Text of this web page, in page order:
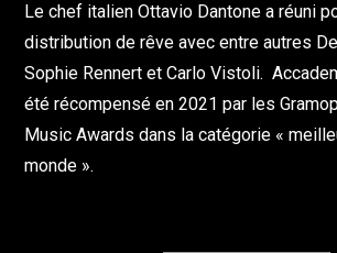
Le chef italien Ottavio Dantone a réuni
distribution de rêve avec entre autres
Sophie Rennert et Carlo Vistoli.
été récompensé en 2021 par les
Music Awards dans la catégorie «
monde ».